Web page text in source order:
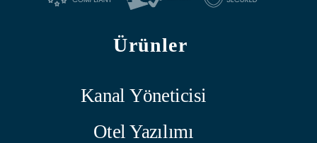
Ürünler
Kanal Yöneticisi
Otel Yazılımı